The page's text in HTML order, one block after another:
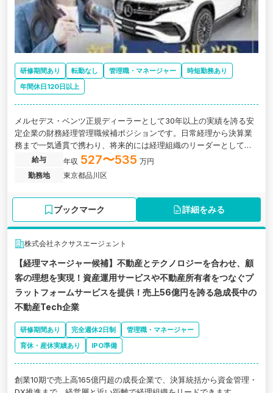
研修期間あり 転勤なし 管理職・マネージャー
時短勤務あり
年間休日120日以上
メルセデス・ベンツ正規ディーラーとして30年以上の実績を誇る安
定企業の財務経理管理職候補ポジションです。日常経理から決算業
務まで一気通貫で携わり、将来的には経理組織のリーダーとして活
躍いただきます。
給与 年収 527〜535 万円
勤務地
東京都品川区
ブックマーク 詳細をみる
株式会社ネクサスエージェント
【経理マネージャー候補】不動産とテクノロジーを合わせ、顧
客の理想を実現！資産運用サービスや不動産所有者をつなぐプ
ラットフォームサービスを提供！売上56億円を誇る急成長中の
不動産Tech企業
研修期間あり 完全週休2日制
管理職・マネージャー
育休・産休実績あり
IPO準備
創業10期で売上高165億円超の成長企業で、決算統括から資金管理・